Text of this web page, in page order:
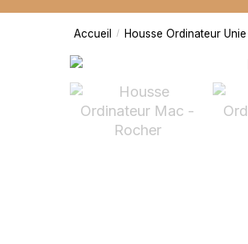
Accueil / Housse Ordinateur Unie